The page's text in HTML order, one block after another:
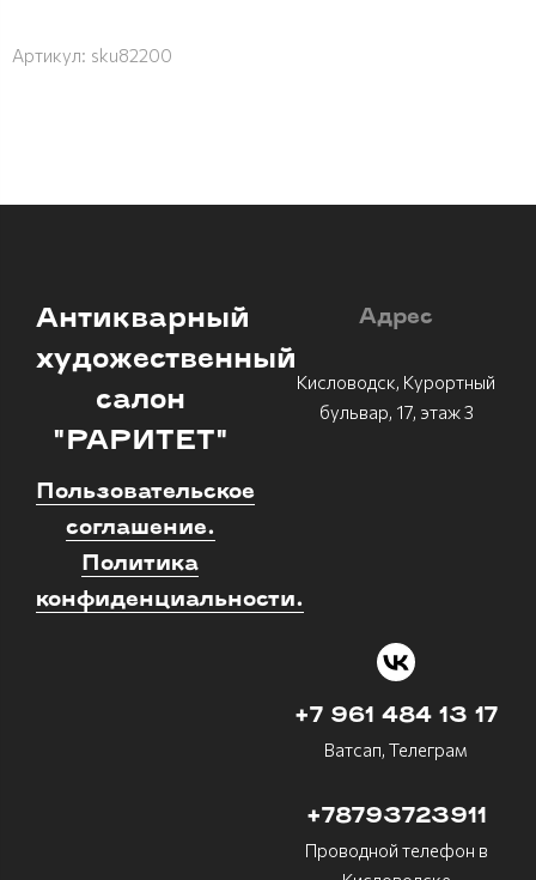
Артикул: sku82200
Антикварный
художественный
салон
"РАРИТЕТ"
Пользовательское
соглашение.
Политика
конфиденциальности.
Адрес
Кисловодск, Курортный
бульвар, 17, этаж 3
+7 961 484 13 17
Ватсап, Телеграм
+78793723911
Проводной телефон в